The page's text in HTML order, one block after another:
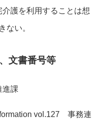
護を利用することは想
ない。
文書番号等
進課
vol.127 事務連